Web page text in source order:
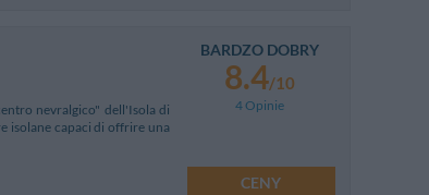
nevralgico" dell'Isola di
isolane capaci di offrire una
BARDZO DOBRY
8.4/10
4 Opinie
CENY